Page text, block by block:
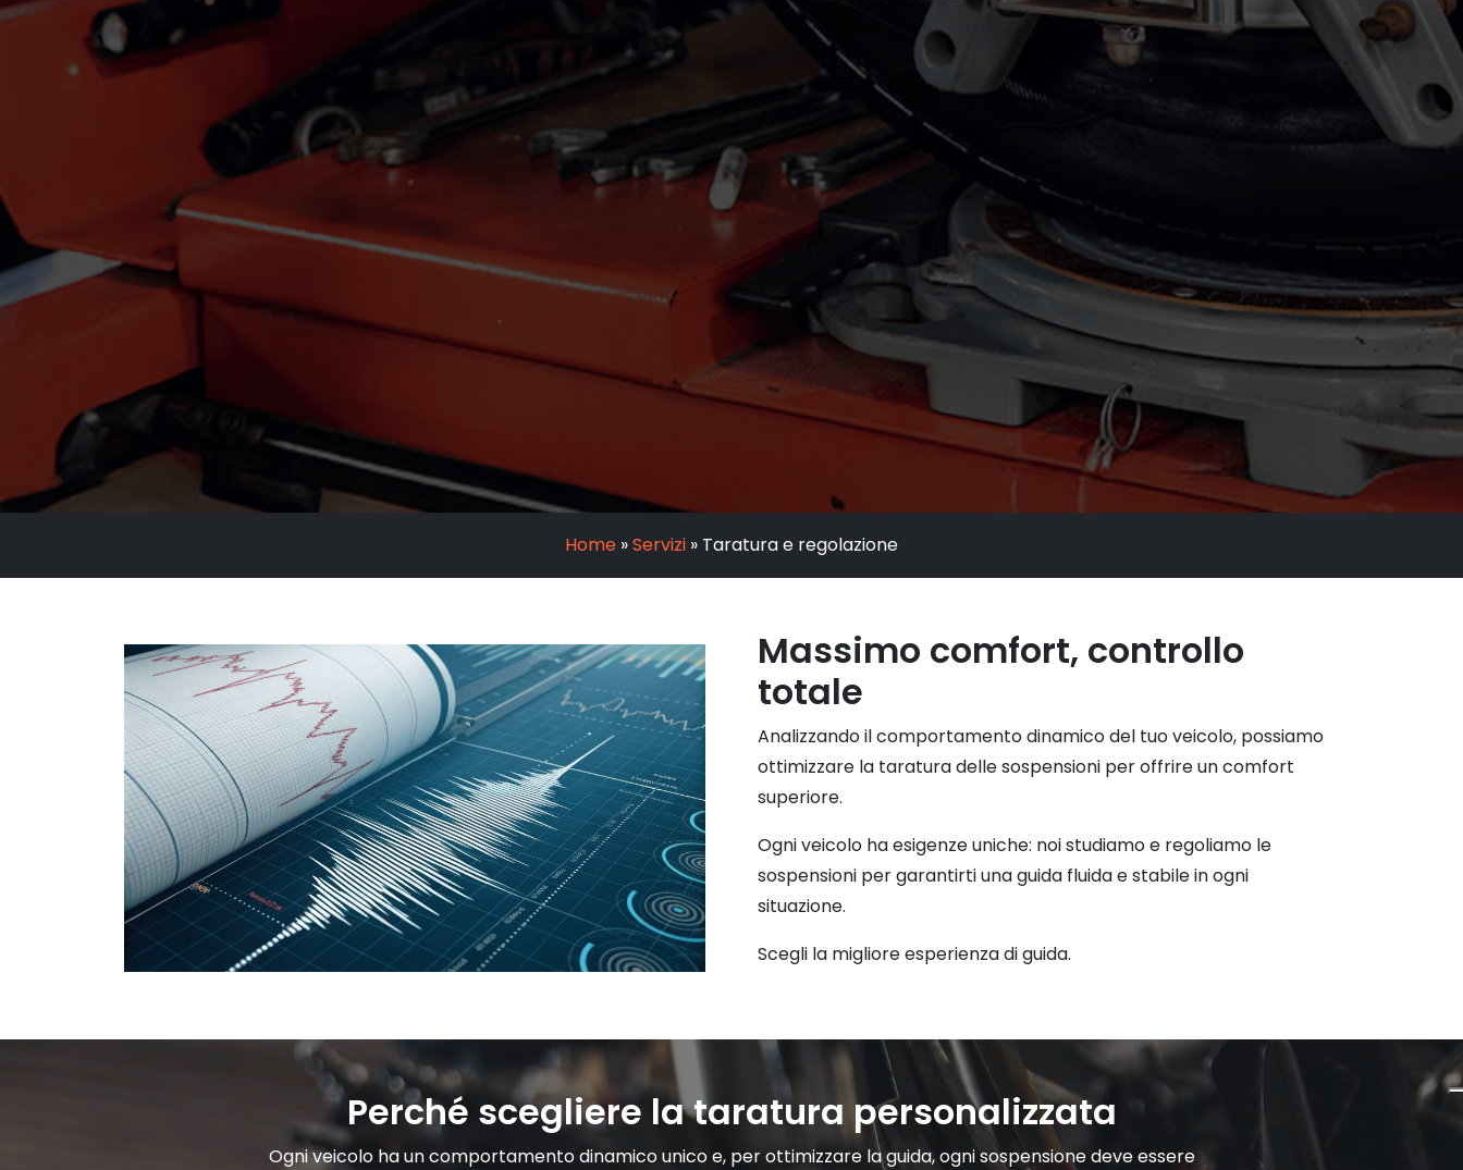
Home »Servizi » Taratura e regolazione
Massimo comfort, controllo
totale
Analizzando il comportamento dinamico del tuo veicolo, possiamo
ottimizzare la taratura delle sospensioni per offrire un comfort
superiore.
Ogni veicolo ha esigenze uniche: noi studiamo e regoliamo le
sospensioni per garantirti una guida fluida e stabile in ogni
situazione.
Scegli la migliore esperienza di guida.
Perché scegliere la taratura personalizzata
Ogni veicolo ha un comportamento dinamico unico e, per ottimizzare la guida, ogni sospensione deve essere